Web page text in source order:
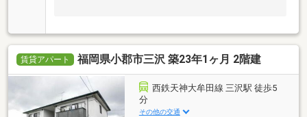
賃貸アパート 福岡県小郡市三沢 築23年1ヶ月 2階建
西鉄天神大牟田線 三沢駅 徒歩5
分
その他の交通